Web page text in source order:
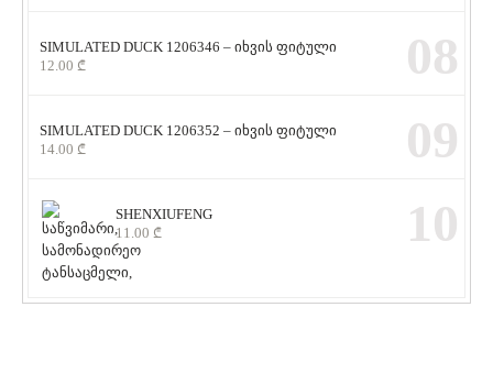
SIMULATED DUCK 1206346 – იხვის ფიტული
12.00 ₾ 08
SIMULATED DUCK 1206352 – იხვის ფიტული
14.00 ₾ 09
SHENXIUFENG
11.00 ₾ 10